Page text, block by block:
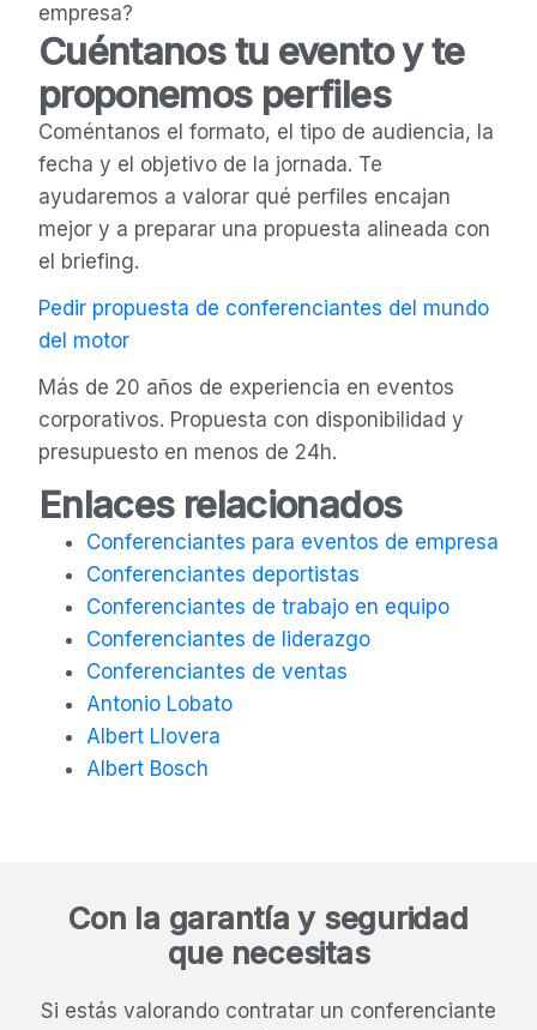
empresa?
Cuéntanos tu evento y te
proponemos perfiles
Coméntanos el formato, el tipo de audiencia, la
fecha y el objetivo de la jornada. Te
ayudaremos a valorar qué perfiles encajan
mejor y a preparar una propuesta alineada con
el briefing.
Pedir propuesta de conferenciantes del mundo
del motor
Más de 20 años de experiencia en eventos
corporativos. Propuesta con disponibilidad y
presupuesto en menos de 24h.
Enlaces relacionados
Conferenciantes para eventos de empresa
Conferenciantes deportistas
Conferenciantes de trabajo en equipo
Conferenciantes de liderazgo
Conferenciantes de ventas
Antonio Lobato
Albert Llovera
Albert Bosch
Con la garantía y seguridad
que necesitas
Si estás valorando contratar un conferenciante